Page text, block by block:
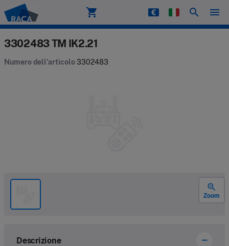
Raca shopping_cart search menu
3302483 TM IK2.21
Numero dell'articolo3302483
zoom_in
Zoom
Descrizione